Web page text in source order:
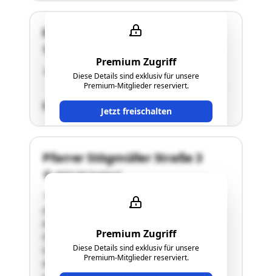
Premium Zugriff
Diese Details sind exklusiv für unsere
Premium-Mitglieder reserviert.
Jetzt freischalten
Handel-Mazzetti-Weg 12
"Abstellplatz für Kraftfahrzeuge 2"
SCHÄTZWERT
Premium Zugriff
Diese Details sind exklusiv für unsere
Premium-Mitglieder reserviert.
Pfarrer Stögmüller Straße 3
4563 Micheldorf
"Tiefgaragenabstellplatz Top Nr. 43
(Wohnungseigentum) liegt im KG im
Mehrfamilienwohnhaus - 4563 Micheldorf,
Pfarrer Stögmüller Straße 3.Die Liegenschaft
liegt ca. 0,4 km (Fußweg) östlich vom
Marktgemeindeamt Micheldorf.Der